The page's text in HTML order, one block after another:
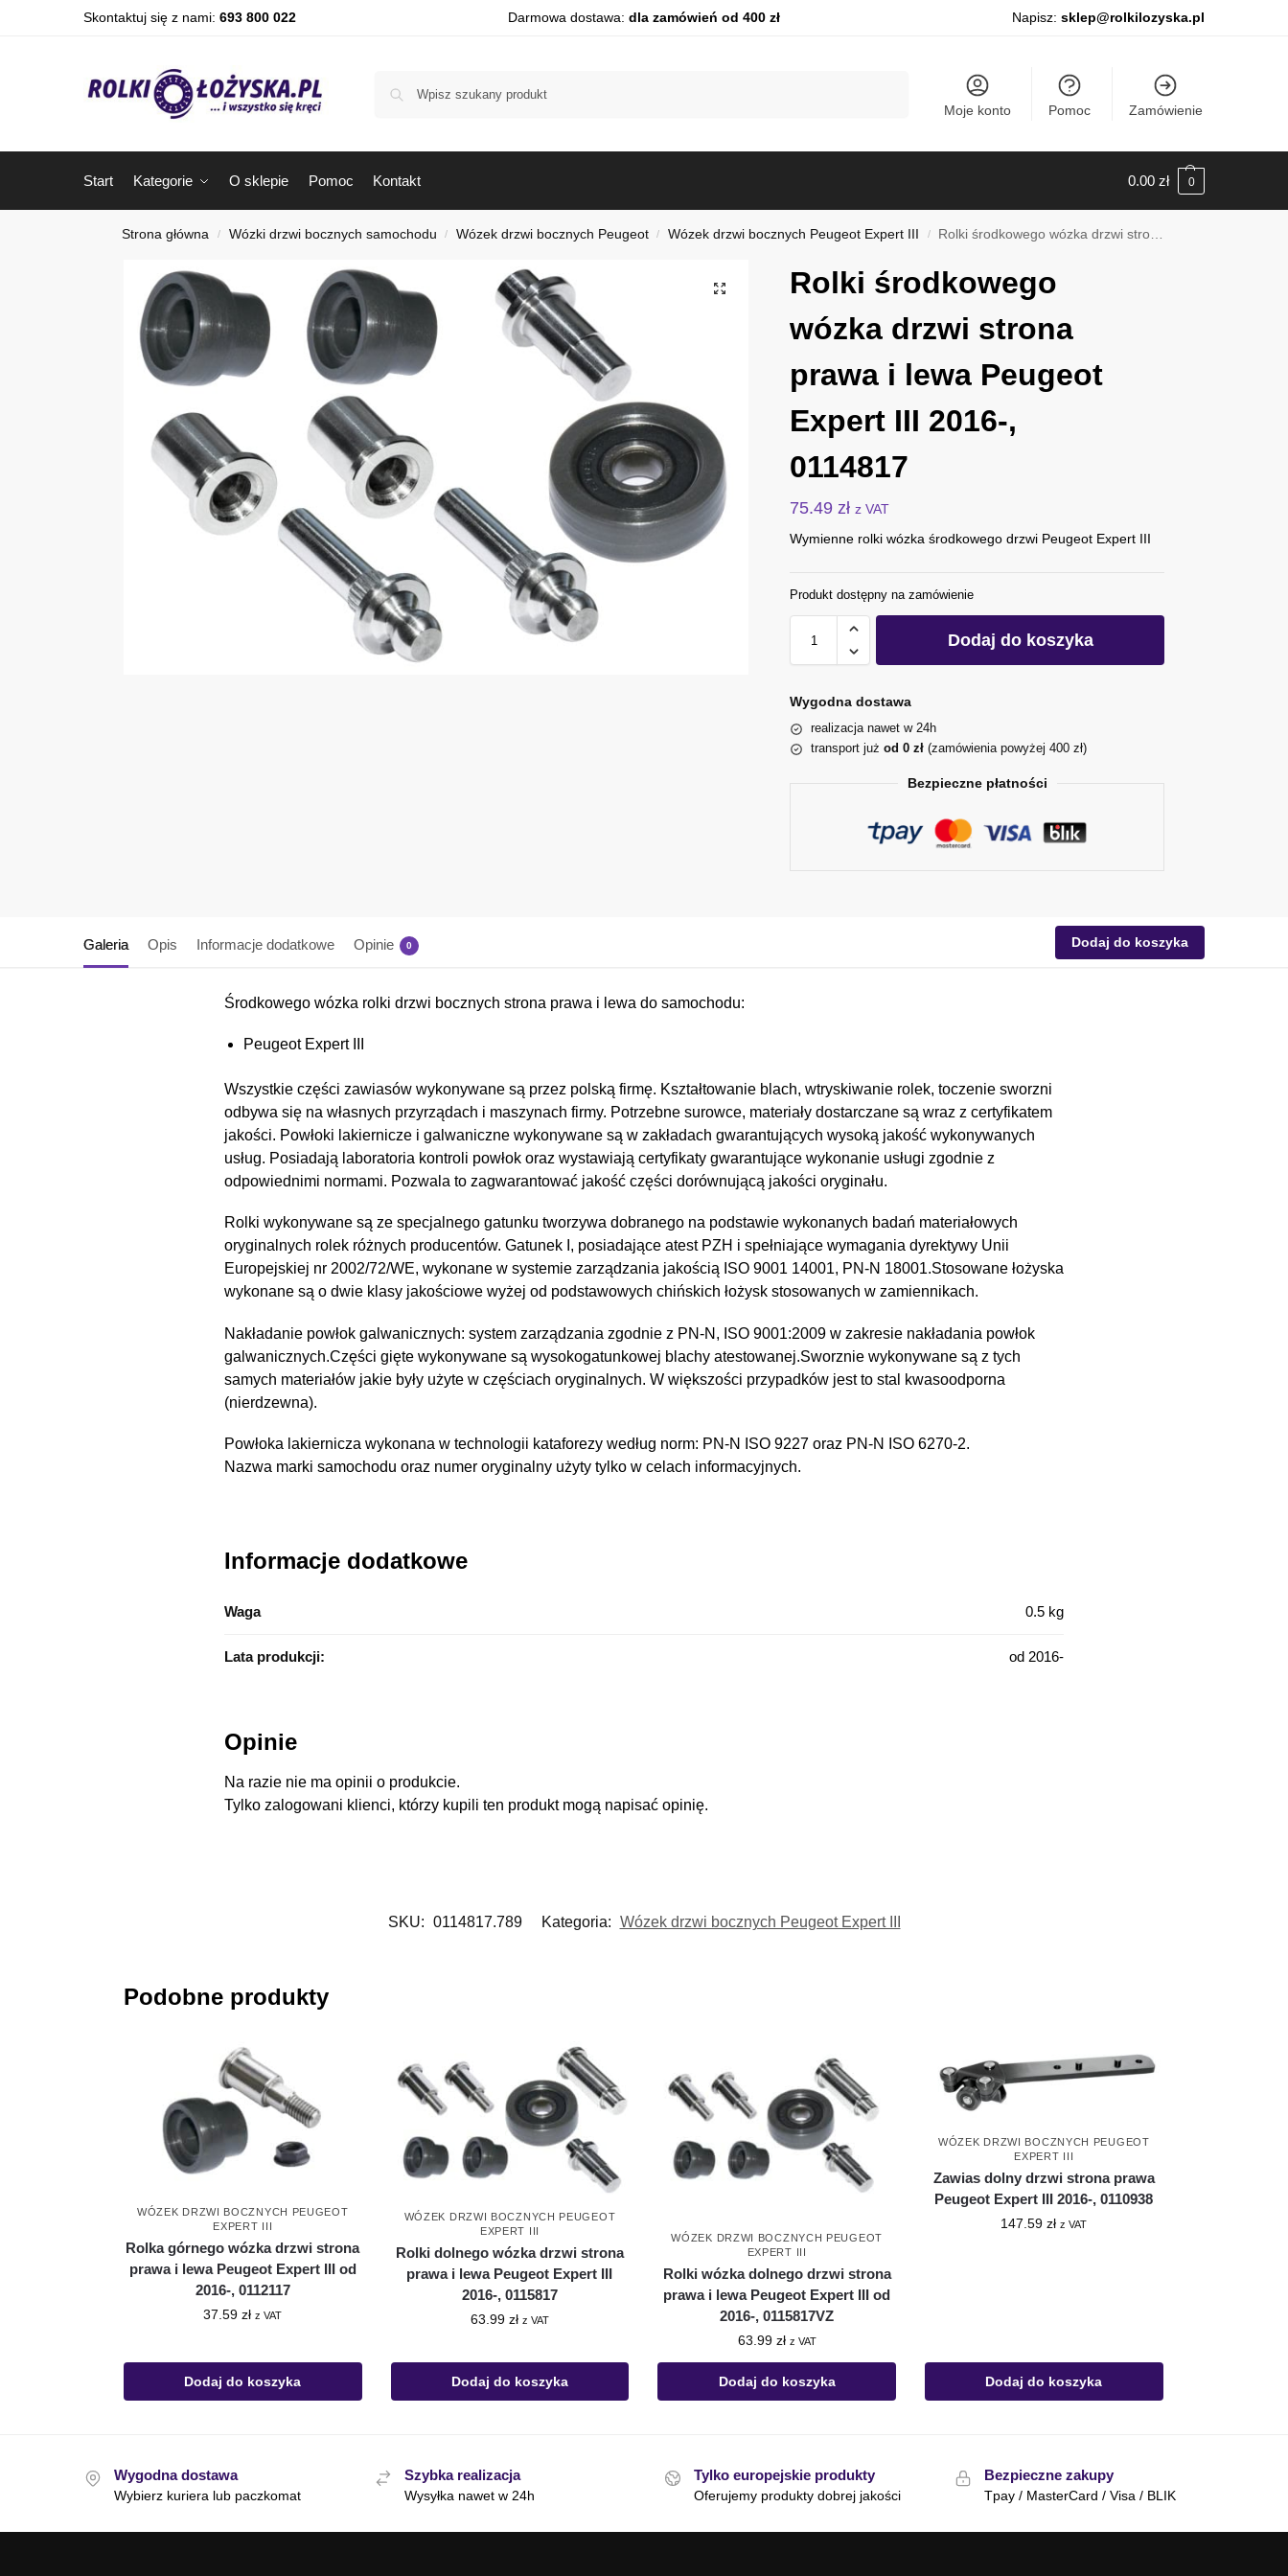
Skontaktuj się z nami: 693 800 022 Darmowa dostawa: dla zamówień od 400 zł Napisz: sklep@rolkilozyska.pl
Moje konto Pomoc Zamówienie
Start Kategorie O sklepie Pomoc Kontakt 0.00 zł 0
Strona główna / Wózki drzwi bocznych samochodu / Wózek drzwi bocznych Peugeot / Wózek drzwi bocznych Peugeot Expert III / Rolki środkowego wózka drzwi strona prawa i lewa Peugeot Expert III 2016-, 0114817
Rolki środkowego
wózka drzwi strona
prawa i lewa Peugeot
Expert III 2016-,
0114817
75.49 zł z VAT
Wymienne rolki wózka środkowego drzwi Peugeot Expert III
Produkt dostępny na zamówienie
Dodaj do koszyka
Wygodna dostawa
realizacja nawet w 24h
transport jużod 0 zł (zamówienia powyżej 400 zł)
Bezpieczne płatności
Galeria Opis Informacje dodatkowe Opinie 0 Dodaj do koszyka
Środkowego wózka rolki drzwi bocznych strona prawa i lewa do samochodu:
Peugeot Expert III
Wszystkie części zawiasów wykonywane są przez polską firmę. Kształtowanie blach, wtryskiwanie rolek, toczenie sworzni
odbywa się na własnych przyrządach i maszynach firmy. Potrzebne surowce, materiały dostarczane są wraz z certyfikatem
jakości. Powłoki lakiernicze i galwaniczne wykonywane są w zakładach gwarantujących wysoką jakość wykonywanych
usług. Posiadają laboratoria kontroli powłok oraz wystawiają certyfikaty gwarantujące wykonanie usługi zgodnie z
odpowiednimi normami. Pozwala to zagwarantować jakość części dorównującą jakości oryginału.
Rolki wykonywane są ze specjalnego gatunku tworzywa dobranego na podstawie wykonanych badań materiałowych
oryginalnych rolek różnych producentów. Gatunek I, posiadające atest PZH i spełniające wymagania dyrektywy Unii
Europejskiej nr 2002/72/WE, wykonane w systemie zarządzania jakością ISO 9001 14001, PN-N 18001.Stosowane łożyska
wykonane są o dwie klasy jakościowe wyżej od podstawowych chińskich łożysk stosowanych w zamiennikach.
Nakładanie powłok galwanicznych: system zarządzania zgodnie z PN-N, ISO 9001:2009 w zakresie nakładania powłok
galwanicznych.Części gięte wykonywane są wysokogatunkowej blachy atestowanej.Sworznie wykonywane są z tych
samych materiałów jakie były użyte w częściach oryginalnych. W większości przypadków jest to stal kwasoodporna
(nierdzewna).
Powłoka lakiernicza wykonana w technologii kataforezy według norm: PN-N ISO 9227 oraz PN-N ISO 6270-2.
Nazwa marki samochodu oraz numer oryginalny użyty tylko w celach informacyjnych.
Informacje dodatkowe
Waga 0.5 kg
Lata produkcji: od 2016-
Opinie
Na razie nie ma opinii o produkcie.
Tylko zalogowani klienci, którzy kupili ten produkt mogą napisać opinię.
SKU: 0114817.789 Kategoria: Wózek drzwi bocznych Peugeot Expert III
Podobne produkty
WÓZEK DRZWI BOCZNYCH PEUGEOT
EXPERT III
Rolka górnego wózka drzwi strona
prawa i lewa Peugeot Expert III od
2016-, 0112117
37.59zł z VAT
Dodaj do koszyka
WÓZEK DRZWI BOCZNYCH PEUGEOT
EXPERT III
Rolki dolnego wózka drzwi strona
prawa i lewa Peugeot Expert III
2016-, 0115817
63.99 zł z VAT
Dodaj do koszyka
WÓZEK DRZWI BOCZNYCH PEUGEOT
EXPERT III
Rolki wózka dolnego drzwi strona
prawa i lewa Peugeot Expert III od
2016-, 0115817VZ
63.99 zł z VAT
Dodaj do koszyka
WÓZEK DRZWI BOCZNYCH PEUGEOT
EXPERT III
Zawias dolny drzwi strona prawa
Peugeot Expert III 2016-, 0110938
147.59zł z VAT
Dodaj do koszyka
Wygodna dostawa
Wybierz kuriera lub paczkomat
Szybka realizacja
Wysyłka nawet w 24h
Tylko europejskie produkty
Oferujemy produkty dobrej jakości
Bezpieczne zakupy
Tpay / MasterCard / Visa / BLIK